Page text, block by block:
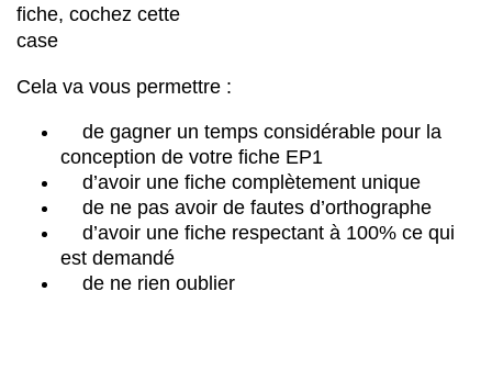
fiche, cochez cette
case
Cela va vous permettre :
de gagner un temps considérable pour la
conception de votre fiche EP1
d’avoir une fiche complètement unique
de ne pas avoir de fautes d’orthographe
d’avoir une fiche respectant à 100% ce qui
est demandé
de ne rien oublier